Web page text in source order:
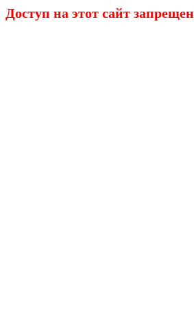
Доступ на этот сайт запрещен